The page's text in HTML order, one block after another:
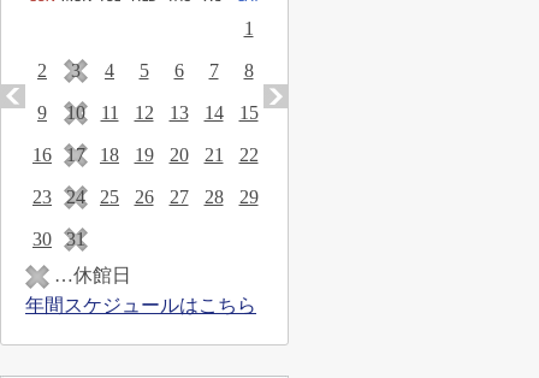
1
2 3 4 5 6 7 8
9 10 11 12 13 14 15
16 17 18 19 20 21 22
23 24 25 26 27 28 29
30
31
…休館日
年間スケジュールはこちら